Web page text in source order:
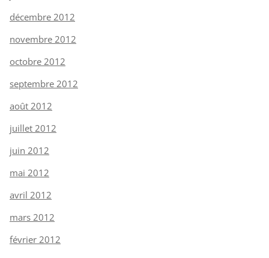
décembre 2012
novembre 2012
octobre 2012
septembre 2012
août 2012
juillet 2012
juin 2012
mai 2012
avril 2012
mars 2012
février 2012